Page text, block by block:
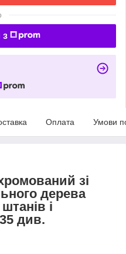
з
Оплата Умови
зі
дерева
і
див.